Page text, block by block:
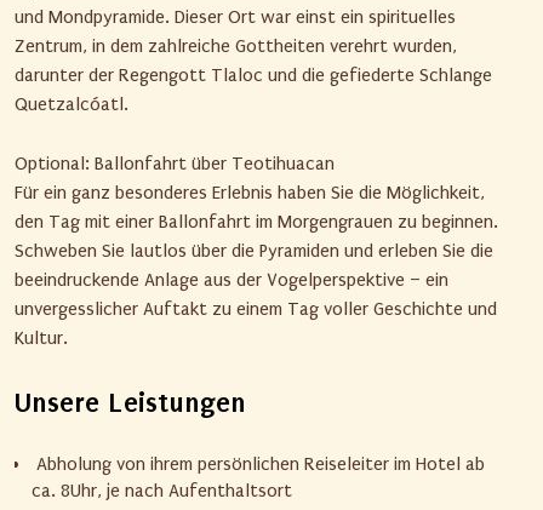
und Mondpyramide. Dieser Ort war einst ein spirituelles
Zentrum, in dem zahlreiche Gottheiten verehrt wurden,
darunter der Regengott Tlaloc und die gefiederte Schlange
Quetzalcóatl.
Optional: Ballonfahrt über Teotihuacan
Für ein ganz besonderes Erlebnis haben Sie die Möglichkeit,
den Tag mit einer Ballonfahrt im Morgengrauen zu beginnen.
Schweben Sie lautlos über die Pyramiden und erleben Sie die
beeindruckende Anlage aus der Vogelperspektive – ein
unvergesslicher Auftakt zu einem Tag voller Geschichte und
Kultur.
Unsere Leistungen
Abholung von ihrem persönlichen Reiseleiter im Hotel ab
ca. 8Uhr, je nach Aufenthaltsort